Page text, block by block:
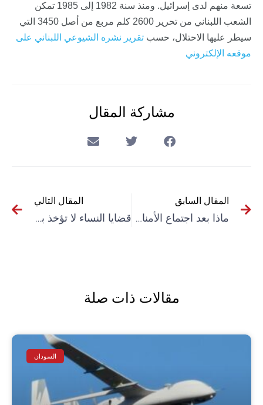
تسعة منهم لدى إسرائيل. ومنذ سنة 1982 إلى 1985 تمكن
الشعب اللبناني من تحرير 2600 كلم مربع من أصل 3450 التي
سيطر عليها الاحتلال، حسب تقرير نشره الشيوعي اللبناني على
موقعه الإلكتروني
مشاركة المقال
المقال السابق
ماذا بعد اجتماع الأمناء العامين؟
المقال التالي
قضايا النساء لا تؤخذ بجدية في “بوينس آيرس”
مقالات ذات صلة
السودان